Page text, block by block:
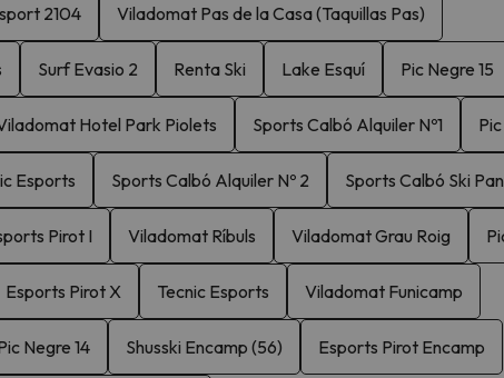
2104 Viladomat Pas de la Casa (Taquillas Pas)
Surf Evasio 2 Renta Ski Lake Esquí Pic Negre 15
Hotel Park Piolets Sports Calbó Alquiler Nº1
Esports Sports Calbó Alquiler Nº 2 Sports Calbó Ski
Pirot I Viladomat Ríbuls Viladomat Grau Roig
Esports Pirot X Tecnic Esports Viladomat Funicamp
Negre 14 Shusski Encamp (56) Esports Pirot Encamp